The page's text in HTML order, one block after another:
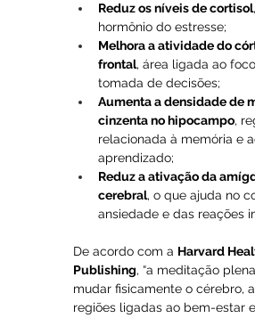
Reduz os níveis de cortisol
hormônio do estresse;
Melhora a atividade do
frontal, área ligada ao
tomada de decisões;
Aumenta a densidade de
cinzenta no hipocampo,
relacionada à memória e
aprendizado;
Reduz a ativação da
cerebral, o que ajuda no
ansiedade e das reações
De acordo com a Harvard
Publishing, “a meditação
mudar fisicamente o cérebro,
regiões ligadas ao bem-estar e